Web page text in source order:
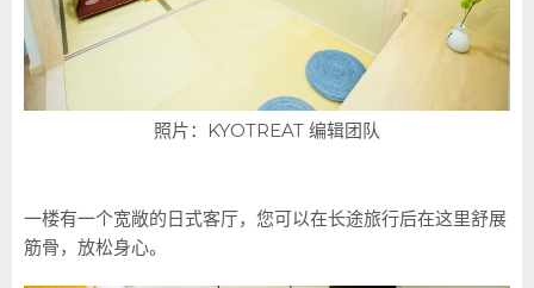
照片：KYOTREAT 编辑团队
一楼有一个宽敞的日式客厅，您可以在长途旅行后在这里舒展
筋骨，放松身心。